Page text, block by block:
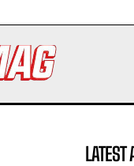
LATEST